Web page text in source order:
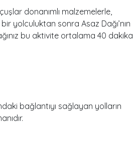
donanımlı malzemelerle,
yolculuktan sonra Asaz Dağı’nın
bu aktivite ortalama 40 dakika
bağlantıyı sağlayan yolların